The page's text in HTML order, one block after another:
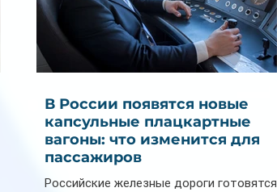
В России появятся новые
капсульные плацкартные
вагоны: что изменится для
пассажиров
Российские железные дороги готовятся